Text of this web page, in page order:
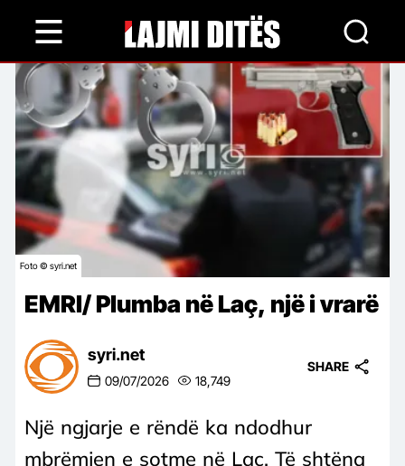
content
Foto © syri.net
EMRI/ Plumba në Laç, një i vrarë
syri.net
09/07/2026 18,749
SHARE
Një ngjarje e rëndë ka ndodhur
mbrëmjen e sotme në Laç. Të shtëna